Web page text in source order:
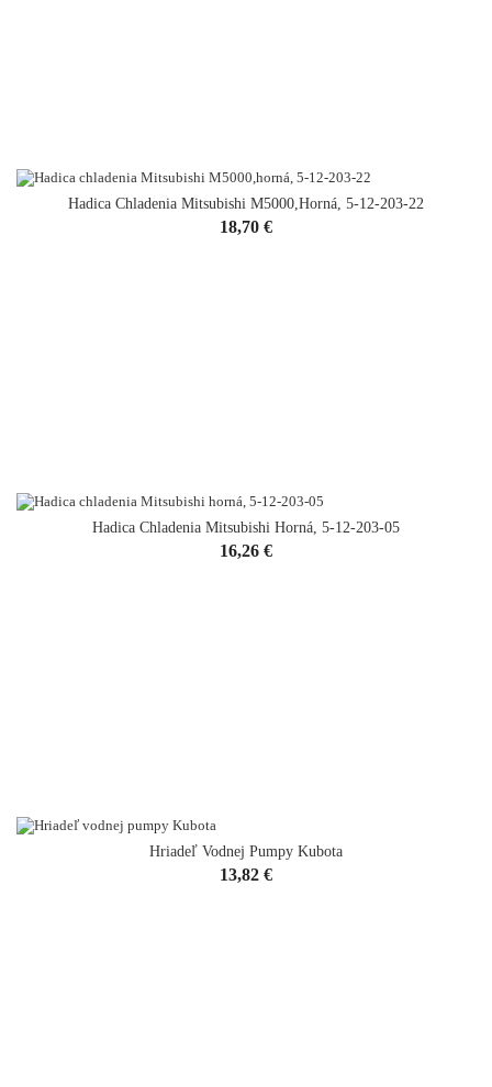
Hadica Chladenia Mitsubishi M5000,horná, 5-12-203-22
Cena
18,70 €
Hadica Chladenia Mitsubishi Horná, 5-12-203-05
Cena
16,26 €
Hriadeľ Vodnej Pumpy Kubota
Cena
13,82 €